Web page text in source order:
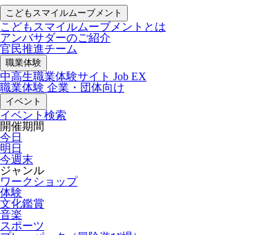
こどもスマイルムーブメント
こどもスマイルムーブメントとは
アンバサダーのご紹介
官民推進チーム
職業体験
中高生職業体験サイト Job EX
職業体験 企業・団体向け
イベント
イベント検索
開催期間
今日
明日
今週末
ジャンル
ワークショップ
体験
文化鑑賞
音楽
スポーツ